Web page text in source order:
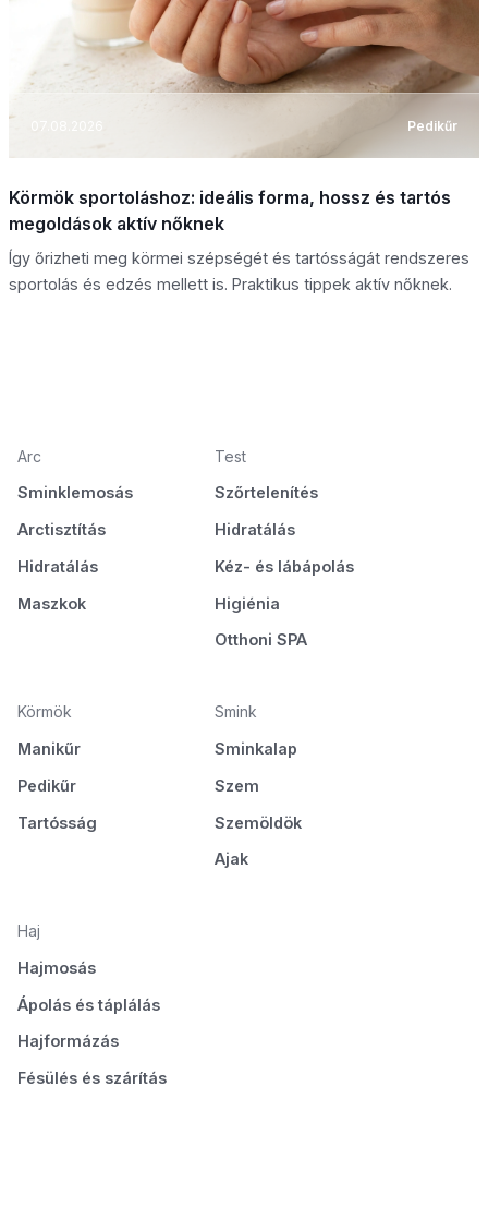
07.08.2026 Pedikűr
Körmök sportoláshoz: ideális forma, hossz és tartós
megoldások aktív nőknek
Így őrizheti meg körmei szépségét és tartósságát rendszeres
sportolás és edzés mellett is. Praktikus tippek aktív nőknek.
Arc
Sminklemosás
Arctisztítás
Hidratálás
Maszkok
Test
Szőrtelenítés
Hidratálás
Kéz- és lábápolás
Higiénia
Otthoni SPA
Körmök
Manikűr
Pedikűr
Tartósság
Smink
Sminkalap
Szem
Szemöldök
Ajak
Haj
Hajmosás
Ápolás és táplálás
Hajformázás
Fésülés és szárítás